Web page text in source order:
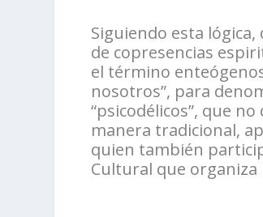
Siguiendo esta
de copresencias
el término
nosotros”, para
“psicodélicos”, que
manera tradicional,
quien también
Cultural que organiza